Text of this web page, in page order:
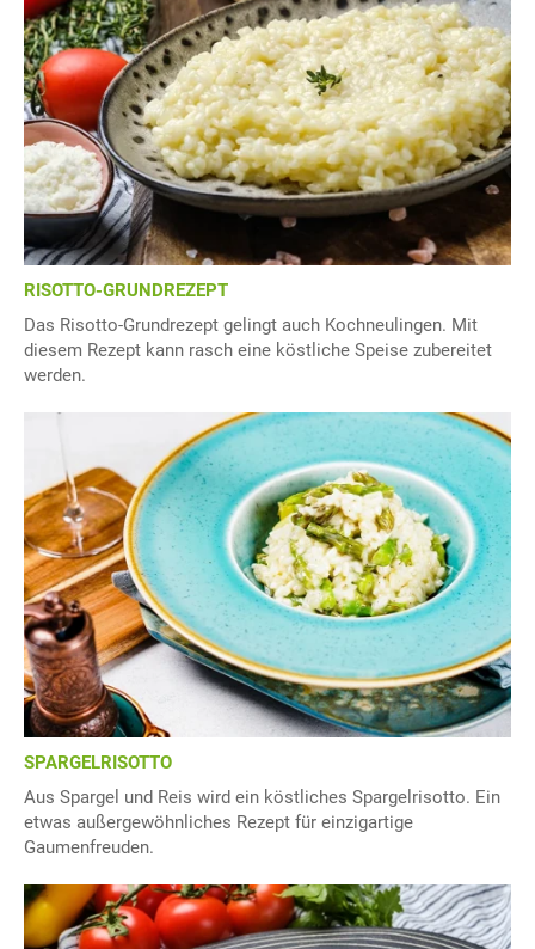
RISOTTO-GRUNDREZEPT
Das Risotto-Grundrezept gelingt auch Kochneulingen. Mit
diesem Rezept kann rasch eine köstliche Speise zubereitet
werden.
SPARGELRISOTTO
Aus Spargel und Reis wird ein köstliches Spargelrisotto. Ein
etwas außergewöhnliches Rezept für einzigartige
Gaumenfreuden.